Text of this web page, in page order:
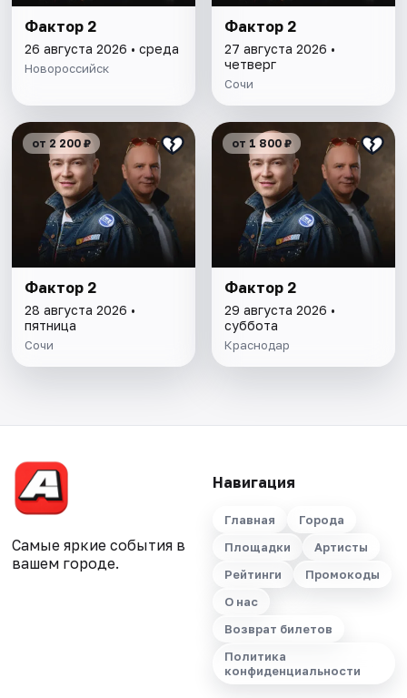
Фактор 2
26 августа 2026 • среда
Новороссийск
Фактор 2
27 августа 2026 •
четверг
Сочи
от 2 200 ₽
Фактор 2
28 августа 2026 •
пятница
Сочи
от 1 800 ₽
Фактор 2
29 августа 2026 •
суббота
Краснодар
Самые яркие события в
вашем городе.
Навигация
Главная
Города
Площадки
Артисты
Рейтинги
Промокоды
О нас
Возврат билетов
Политика
конфиденциальности